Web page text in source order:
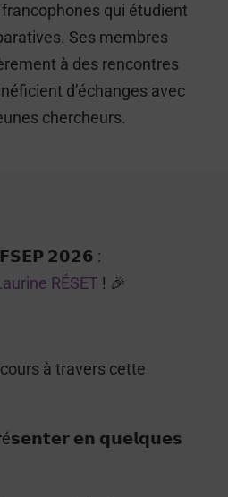
qui étudient
Ses membres
à des rencontres
d’échanges avec
chercheurs.
𝟮𝟬𝟮𝟲 :
RÉSET ! 🎉
à travers cette
𝗲𝗻 𝗾𝘂𝗲𝗹𝗾𝘂𝗲𝘀